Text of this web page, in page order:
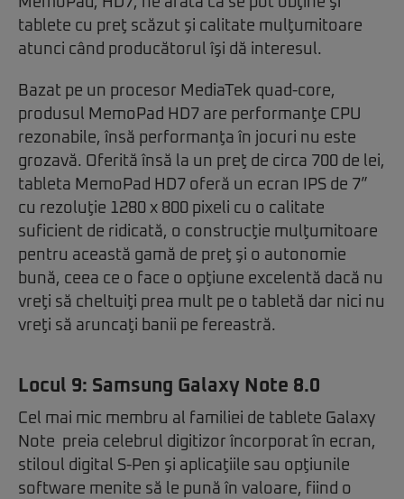
tablete cu preţ scăzut şi calitate mulţumitoare
atunci când producătorul îşi dă interesul.
Bazat pe un procesor MediaTek quad-core,
produsul MemoPad HD7 are performanţe CPU
rezonabile, însă performanţa în jocuri nu este
grozavă. Oferită însă la un preţ de circa 700 de lei,
tableta MemoPad HD7 oferă un ecran IPS de 7”
cu rezoluţie 1280 x 800 pixeli cu o calitate
suficient de ridicată, o construcţie mulţumitoare
pentru această gamă de preţ şi o autonomie
bună, ceea ce o face o opţiune excelentă dacă nu
vreţi să cheltuiţi prea mult pe o tabletă dar nici nu
vreţi să aruncaţi banii pe fereastră.
Locul 9: Samsung Galaxy Note 8.0
Cel mai mic membru al familiei de tablete Galaxy
Note preia celebrul digitizor încorporat în ecran,
stiloul digital S-Pen şi aplicaţiile sau opţiunile
software menite să le pună în valoare, fiind o